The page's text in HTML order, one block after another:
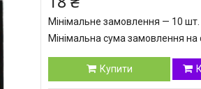
Мінімальне замовлення — 10 шт.
Мінімальна сума замовлення на
Купити